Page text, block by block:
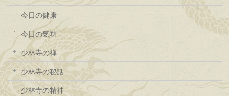
今日の健康
今日の気功
少林寺の禅
少林寺の秘話
少林寺の精神